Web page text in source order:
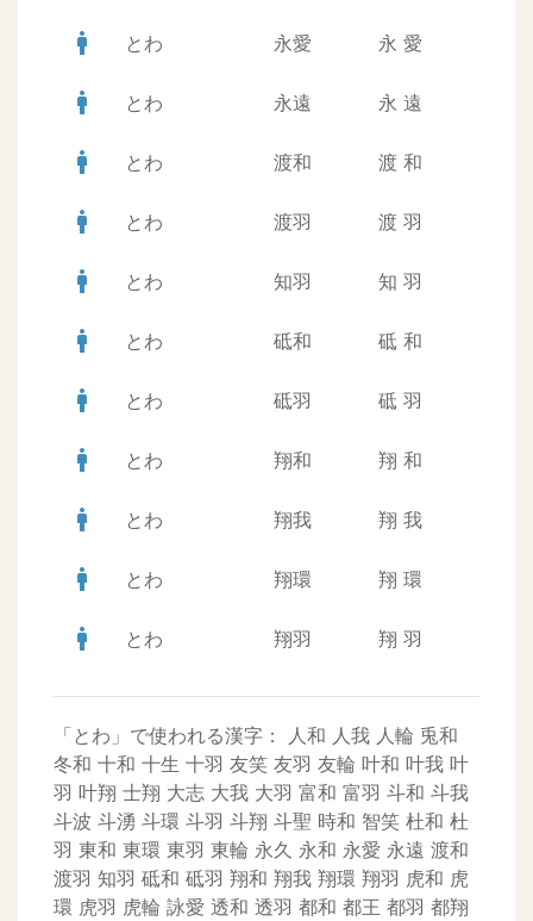
man とわ 永愛 永 愛
man とわ 永遠 永 遠
man とわ 渡和 渡 和
man とわ 渡羽 渡 羽
man とわ 知羽 知 羽
man とわ 砥和 砥 和
man とわ 砥羽 砥 羽
man とわ 翔和 翔 和
man とわ 翔我 翔 我
man とわ 翔環 翔 環
man とわ 翔羽 翔 羽
「とわ」で使われる漢字： 人和 人我 人輪 兎和
冬和 十和 十生 十羽 友笑 友羽 友輪 叶和 叶我 叶
羽 叶翔 士翔 大志 大我 大羽 富和 富羽 斗和 斗我
斗波 斗湧 斗環 斗羽 斗翔 斗聖 時和 智笑 杜和 杜
羽 東和 東環 東羽 東輪 永久 永和 永愛 永遠 渡和
渡羽 知羽 砥和 砥羽 翔和 翔我 翔環 翔羽 虎和 虎
環 虎羽 虎輪 詠愛 透和 透羽 都和 都王 都羽 都翔